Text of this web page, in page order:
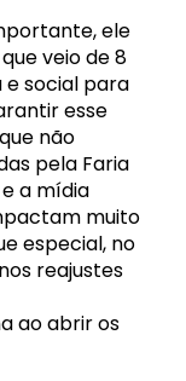
ele
veio de 8
e social para
esse
não
pela Faria
a mídia
muito
especial, no
reajustes
ao abrir os